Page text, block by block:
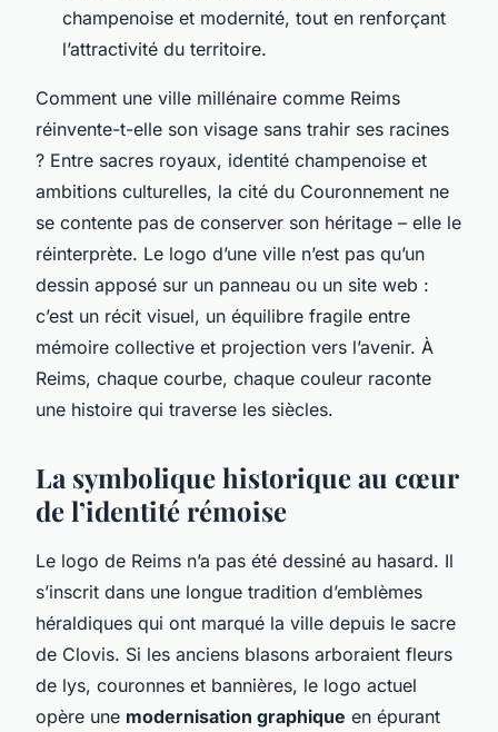
champenoise et modernité, tout en renforçant
l’attractivité du territoire.
Comment une ville millénaire comme Reims
réinvente-t-elle son visage sans trahir ses racines
? Entre sacres royaux, identité champenoise et
ambitions culturelles, la cité du Couronnement ne
se contente pas de conserver son héritage – elle le
réinterprète. Le logo d’une ville n’est pas qu’un
dessin apposé sur un panneau ou un site web :
c’est un récit visuel, un équilibre fragile entre
mémoire collective et projection vers l’avenir. À
Reims, chaque courbe, chaque couleur raconte
une histoire qui traverse les siècles.
La symbolique historique au cœur
de l’identité rémoise
Le logo de Reims n’a pas été dessiné au hasard. Il
s’inscrit dans une longue tradition d’emblèmes
héraldiques qui ont marqué la ville depuis le sacre
de Clovis. Si les anciens blasons arboraient fleurs
de lys, couronnes et bannières, le logo actuel
opère une modernisation graphique en épurant